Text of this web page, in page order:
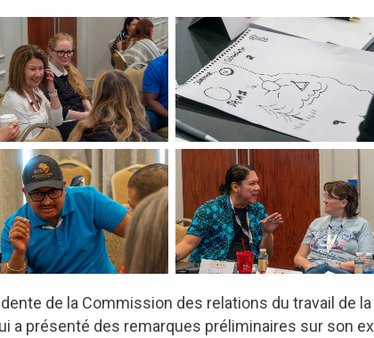
de la Commission des relations du travail de
a présenté des remarques préliminaires sur son